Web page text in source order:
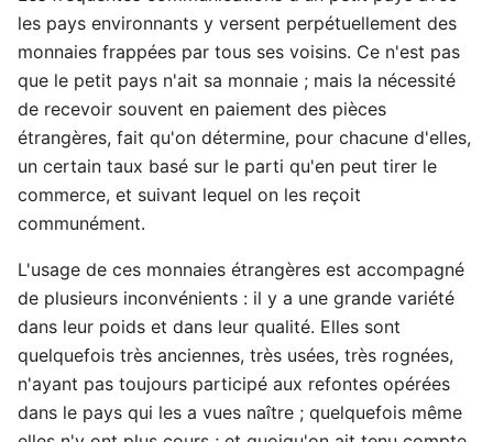
les pays environnants y versent perpétuellement des
monnaies frappées par tous ses voisins. Ce n'est pas
que le petit pays n'ait sa monnaie ; mais la nécessité
de recevoir souvent en paiement des pièces
étrangères, fait qu'on détermine, pour chacune d'elles,
un certain taux basé sur le parti qu'en peut tirer le
commerce, et suivant lequel on les reçoit
communément.
L'usage de ces monnaies étrangères est accompagné
de plusieurs inconvénients : il y a une grande variété
dans leur poids et dans leur qualité. Elles sont
quelquefois très anciennes, très usées, très rognées,
n'ayant pas toujours participé aux refontes opérées
dans le pays qui les a vues naître ; quelquefois même